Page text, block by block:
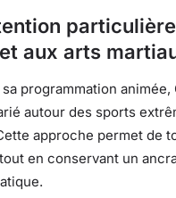
aux arts
programmation
autour des sports
approche permet de
en conservant un